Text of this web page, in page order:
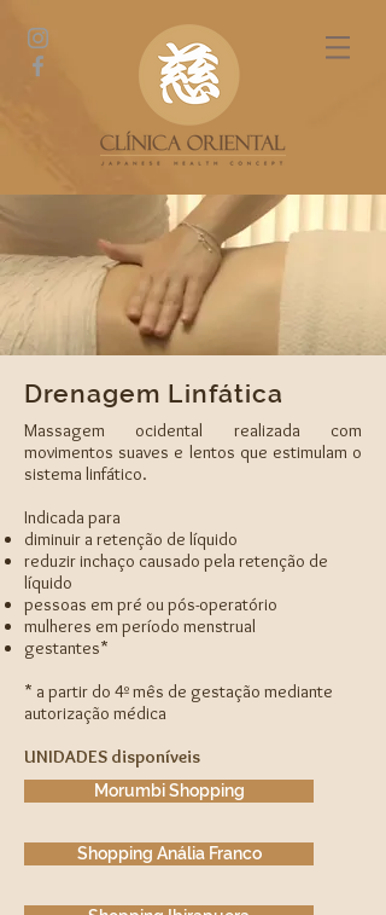
Drenagem Linfática
Massagem ocidental realizada com
movimentos suaves e lentos que estimulam o
sistema linfático.
Indicada para
diminuir a retenção de líquido
reduzir inchaço causado pela retenção de
líquido
pessoas em pré ou pós-operatório
mulheres em período menstrual
gestantes*
* a partir do 4º mês de gestação mediante
autorização médica
UNIDADES disponíveis
Morumbi Shopping
Shopping Anália Franco